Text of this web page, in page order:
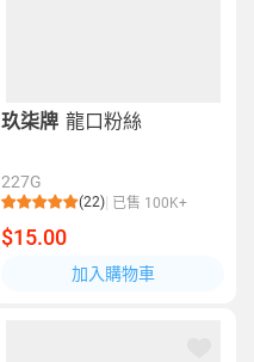
玖柒牌 龍口粉絲
227G
(22) 已售 100K+
$15.00
加入購物車